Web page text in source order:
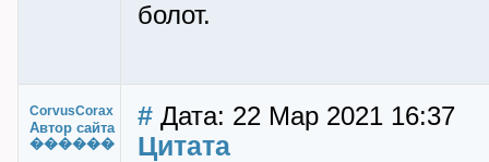
болот.
CorvusCorax
Автор сайта
������
# Дата: 22 Мар 2021 16:37
Цитата